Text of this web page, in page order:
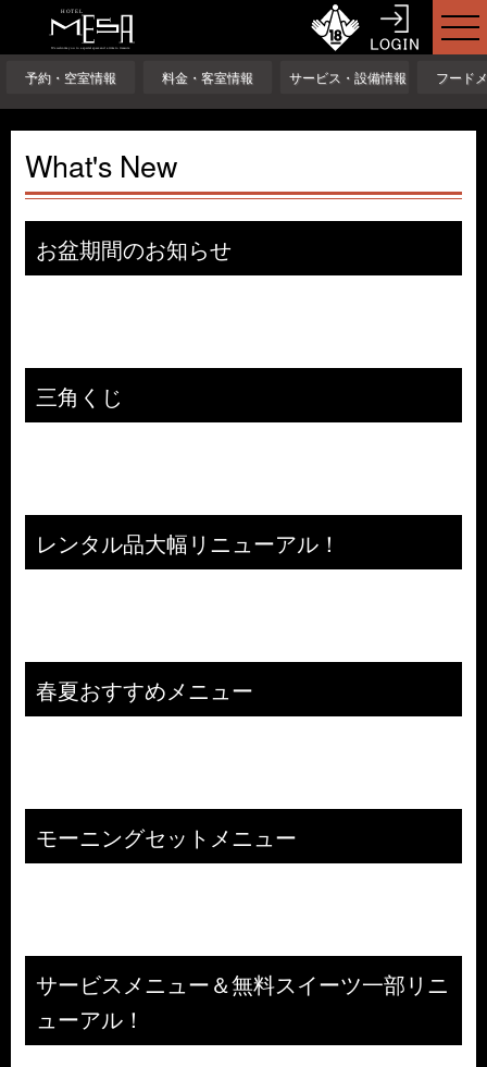
予約・空室情報 料金・客室情報 サービス・設備情報 フード
What's New
お盆期間のお知らせ
三角くじ
レンタル品大幅リニューアル！
春夏おすすめメニュー
モーニングセットメニュー
サービスメニュー＆無料スイーツ一部リニ
ューアル！